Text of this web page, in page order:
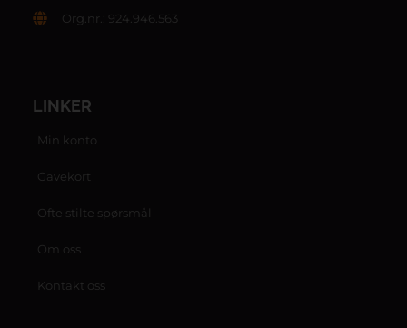
Org.nr.: 924.946.563
LINKER
Min konto
Gavekort
Ofte stilte spørsmål
Om oss
Kontakt oss